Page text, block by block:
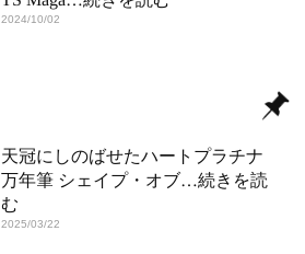
2024/10/02
天冠にしのばせたハートプラチナ
万年筆 シェイプ・オブ…続きを読
む
2025/03/22